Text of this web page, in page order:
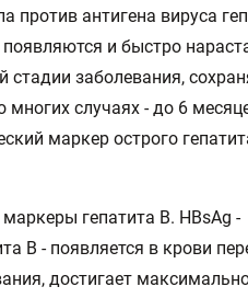
против антигена вируса
и быстро
стадии заболевания,
случаях - до 6
маркер острого
маркеры гепатита В. HBsAg -
В - появляется в крови
достигает